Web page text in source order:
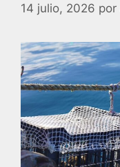
14 julio, 2026 por